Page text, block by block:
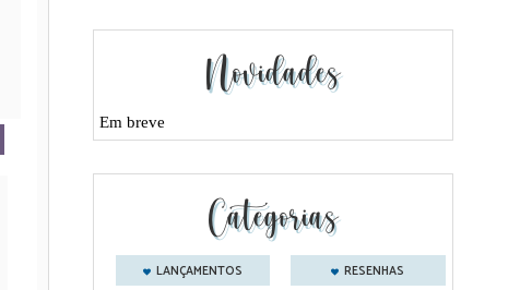
Novidades
Em breve
Categorias
LANÇAMENTOS RESENHAS